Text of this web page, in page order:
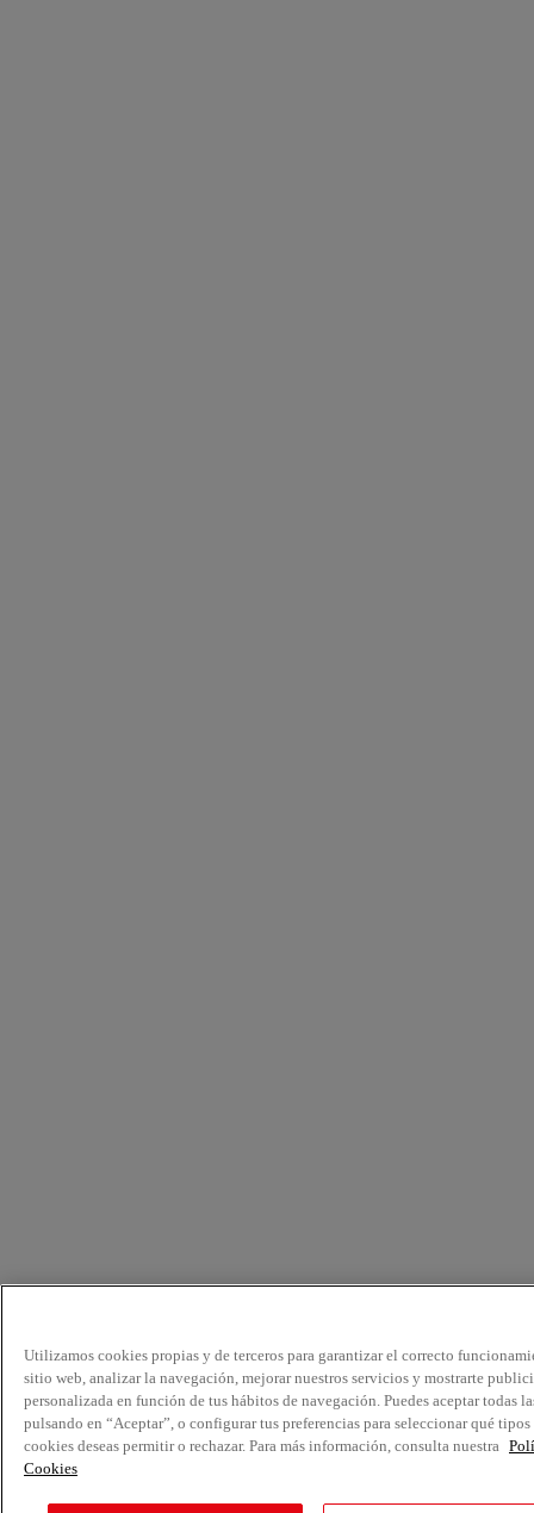
Utilizamos cookies propias y de terceros para garantizar el correcto
sitio web, analizar la navegación, mejorar nuestros servicios y mostrarte
personalizada en función de tus hábitos de navegación. Puedes aceptar todas
pulsando en “Aceptar”, o configurar tus preferencias para seleccionar qué tipos
cookies deseas permitir o rechazar. Para más información, consulta nuestra
Cookies